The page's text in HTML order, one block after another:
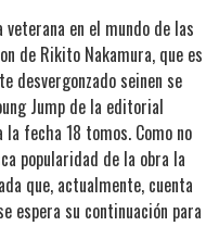
veterana en el mundo de las
de Rikito Nakamura, que es
desvergonzado seinen se
Jump de la editorial
fecha 18 tomos. Como no
popularidad de la obra la
que, actualmente, cuenta
espera su continuación para